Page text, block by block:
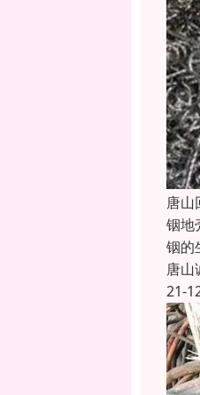
唐山
铟地
铟的
唐山
21-